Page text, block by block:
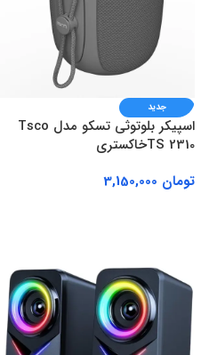
جدید
اسپیکر بلوتوثی تسکو مدل Tsco
TS 2310خاکستری
تومان